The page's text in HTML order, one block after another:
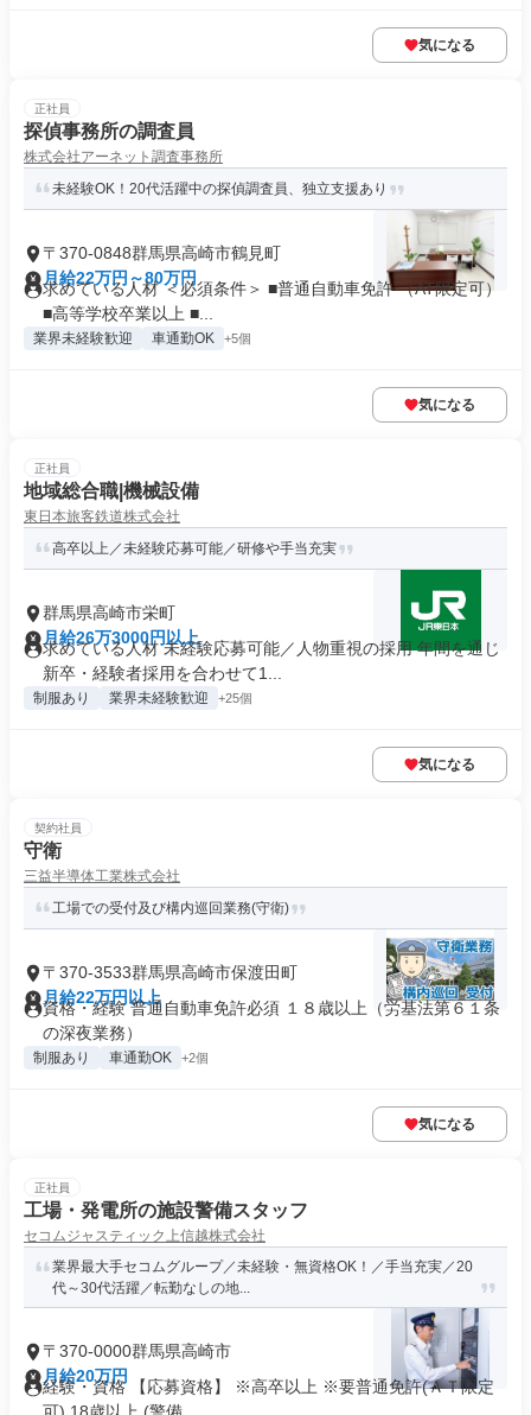
気になる
正社員
探偵事務所の調査員
株式会社アーネット調査事務所
未経験OK！20代活躍中の探偵調査員、独立支援あり
〒370-0848群馬県高崎市鶴見町
月給22万円～80万円
求めている人材 ＜必須条件＞ ■普通自動車免許 （AT限定可）
■高等学校卒業以上 ■...
業界未経験歓迎 車通勤OK +5個
気になる
正社員
地域総合職|機械設備
東日本旅客鉄道株式会社
高卒以上／未経験応募可能／研修や手当充実
群馬県高崎市栄町
月給26万3000円以上
求めている人材 未経験応募可能／人物重視の採用 年間を通じ
新卒・経験者採用を合わせて1...
制服あり 業界未経験歓迎 +25個
気になる
契約社員
守衛
三益半導体工業株式会社
工場での受付及び構内巡回業務(守衛)
〒370-3533群馬県高崎市保渡田町
月給22万円以上
資格・経験 普通自動車免許必須 １８歳以上（労基法第６１条
の深夜業務）
制服あり 車通勤OK +2個
気になる
正社員
工場・発電所の施設警備スタッフ
セコムジャスティック上信越株式会社
業界最大手セコムグループ／未経験・無資格OK！／手当充実／20
代～30代活躍／転勤なしの地...
〒370-0000群馬県高崎市
月給20万円
経験・資格 【応募資格】 ※高卒以上 ※要普通免許(ＡＴ限定